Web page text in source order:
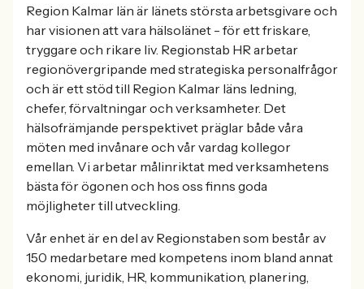
Region Kalmar län är länets största arbetsgivare och
har visionen att vara hälsolänet - för ett friskare,
tryggare och rikare liv. Regionstab HR arbetar
regionövergripande med strategiska personalfrågor
och är ett stöd till Region Kalmar läns ledning,
chefer, förvaltningar och verksamheter. Det
hälsofrämjande perspektivet präglar både våra
möten med invånare och vår vardag kollegor
emellan. Vi arbetar målinriktat med verksamhetens
bästa för ögonen och hos oss finns goda
möjligheter till utveckling.
Vår enhet är en del av Regionstaben som består av
150 medarbetare med kompetens inom bland annat
ekonomi, juridik, HR, kommunikation, planering,